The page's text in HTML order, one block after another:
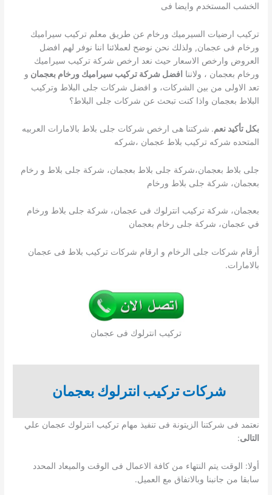
الخشب المستخدم وايضا فى
تركيب ارضيات السيرميك ورخام عن طريق معلم تركيب سيراميك
ورخام فى عجمان, ولذلك نحن نوضح لعملائنا اننا نوفر لهم افضل
العروض وارخص الاسعار حيث نعد ارخص شركة تركيب سيراميك
ورخام بعجمان ، ولاننا افضل شركة تركيب سيراميك ورخام بعجمان و
تعد الاولى من بين الشركات، و افضل شركات جلى البلاط وتركيب
البلاط بعجمان واذا كنت تبحث عن شركات جلى البلاط؟
بكل تأكيد نعم. شركتنا هى ارخص شركات جلى بلاط بالامارات العربيه
المتحده شركه تركيب بلاط عجمان ،شركه
جلى بلاط بعجمان،شركة جلى بلاط بعجمان، شركة جلى بلاط و رخام
بعجمان، شركة جلى بلاط ورخام
بعجمان، شركة تركيب انترلوك فى عجمان، شركة جلى بلاط ورخام
في عجمان، شركة جلى رخام بعجمان
أرقام شركات جلى الرخام و ارقام شركات تركيب بلاط فى عجمان
بالامارات.
تركيب انترلوك فى عجمان
شركات تركيب انترلوك بعجمان
نعتمد فى شركتنا الزيتونة فى تنفيذ مهام تركيب انترلوك عجمان علي
التالى:
أولا: الوقت يتم النتهاء من كافة الاعمال فى الوقت والميعاد المحدد
سابقا من جانبنا وبالاتفاق مع العميل.